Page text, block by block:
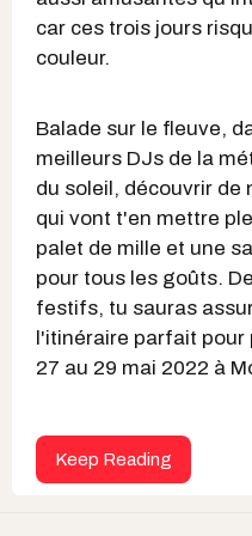
car ces trois jours
couleur.
Balade sur le fleuve,
meilleurs DJs de la
du soleil, découvrir de
qui vont t'en mettre
palet de mille et une
pour tous les goûts.
festifs, tu sauras
l'itinéraire parfait pour
27 au 29 mai 2022 à
Keep Reading